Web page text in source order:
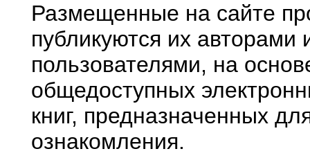
Размещенные на сайте
публикуются их авторами
пользователями, на
общедоступных
книг, предназначенных
ознакомления.